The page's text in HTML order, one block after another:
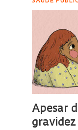
SAÚDE
Apesar